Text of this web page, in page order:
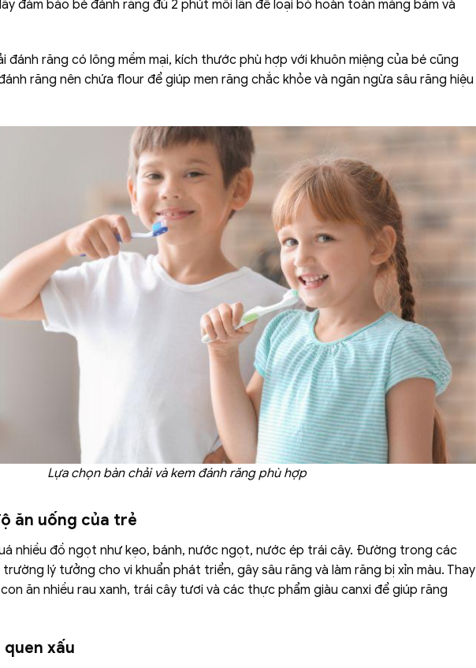
đảm bảo bé đánh răng đủ 2 phút mỗi lần để loại bỏ hoàn toàn mảng bám và
đánh răng có lông mềm mại, kích thước phù hợp với khuôn miệng của bé cũng
răng nên chứa flour để giúp men răng chắc khỏe và ngăn ngừa sâu răng hiệu
Lựa chọn bàn chải và kem đánh răng phù hợp
ăn uống của trẻ
nhiều đồ ngọt như kẹo, bánh, nước ngọt, nước ép trái cây. Đường trong các
lý tưởng cho vi khuẩn phát triển, gây sâu răng và làm răng bị xỉn màu. Thay
ăn nhiều rau xanh, trái cây tươi và các thực phẩm giàu canxi để giúp răng
xấu